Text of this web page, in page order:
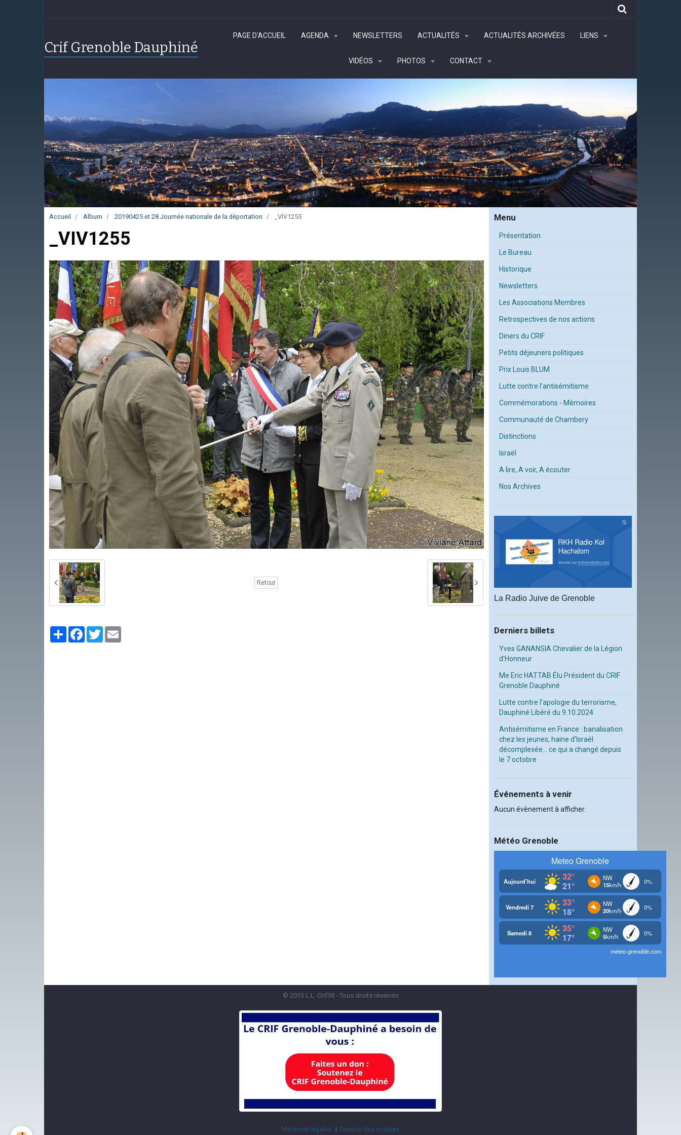
Crif Grenoble Dauphiné
PAGE D'ACCUEIL AGENDA NEWSLETTERS ACTUALITÉS ACTUALITÉS ARCHIVÉES LIENS
VIDÉOS PHOTOS CONTACT
Accueil Album 20190425 et 28 Journée nationale de la déportation _VIV1255
_VIV1255
Retour
PartagerFacebook
Twitter
Menu
Présentation
Le Bureau
Historique
Newsletters
Les Associations Membres
Retrospectives de nos actions
Diners du CRIF
Petits déjeuners politiques
Prix Louis BLUM
Lutte contre l'antisémitisme
Commémorations - Mémoires
Communauté de Chambery
Distinctions
Israël
A lire, A voir, A écouter
Nos Archives
La Radio Juive de Grenoble
Derniers billets
Yves GANANSIA Chevalier de la Légion
d'Honneur
Me Eric HATTAB Élu Président du CRIF
Grenoble Dauphiné
Lutte contre l'apologie du terrorisme,
Dauphiné Libéré du 9.10.2024
Antisémitisme en France : banalisation
chez les jeunes, haine d’Israël
décomplexée… ce qui a changé depuis
le 7 octobre
Événements à venir
Aucun évènement à afficher.
Météo Grenoble
© 2013 L.L. Crif38 - Tous droits réservés
Mentions légales Gestion des cookies